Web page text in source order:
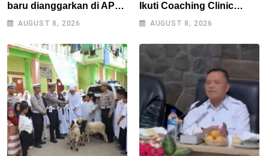
baru dianggarkan di APBD
2027, Walikota tidak
AUGUST 8, 2026
Ikuti Coaching Clinic
Bersama Legenda Persib
AUGUST 8, 2026